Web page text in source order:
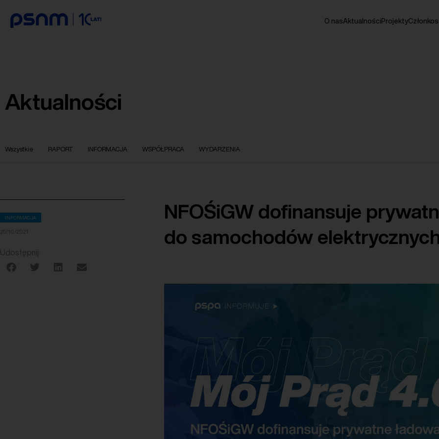
O nasAktualności Projekty
Aktualności
Wszystkie RAPORT INFORMACJA WSPÓŁPRACA WYDARZENIA
INFORMACJA
25/10/2021
Udostępnij:
NFOŚiGW dofinansuje
do samochodów